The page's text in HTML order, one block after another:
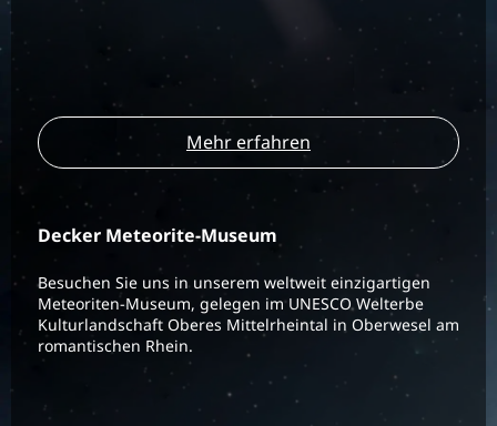
Mehr erfahren
Decker Meteorite-Museum
Besuchen Sie uns in unserem weltweit einzigartigen
Meteoriten-Museum, gelegen im UNESCO Welterbe
Kulturlandschaft Oberes Mittelrheintal in Oberwesel am
romantischen Rhein.